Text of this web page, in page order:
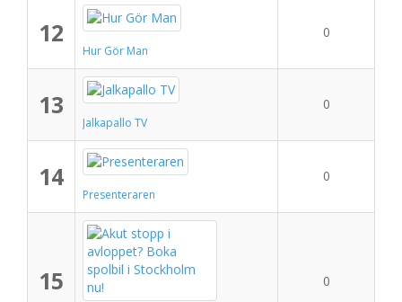
12
Hur Gör Man
0
13
Jalkapallo TV
0
14
Presenteraren
0
15 0